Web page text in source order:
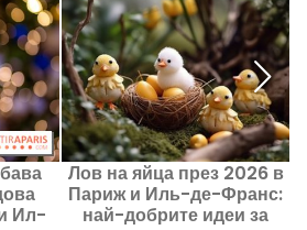
Ил-
Лов на яйца през 2026 в
Париж и Иль-де-Франс:
най-добрите идеи за